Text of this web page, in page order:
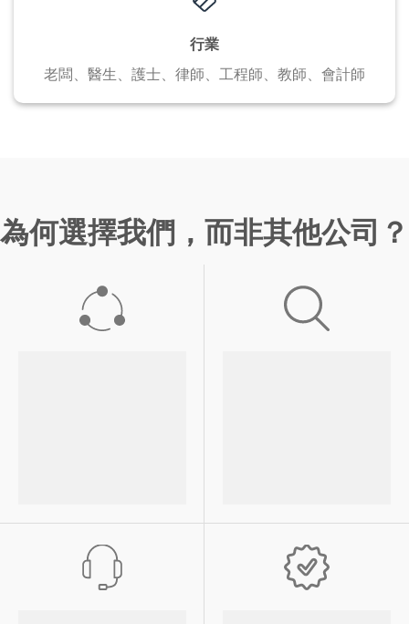
行業
老闆、醫生、護士、 律師、工程師、教師、會計師
為何選擇我們，而非其他公司？